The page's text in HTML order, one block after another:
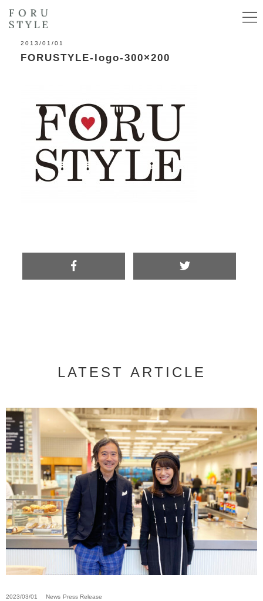
2013/01/01
FORUSTYLE-logo-300×200
LATEST ARTICLE
2023/03/01 News Press Release